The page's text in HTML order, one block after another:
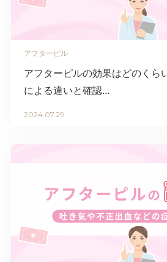
アフターピル
アフターピルの効果はどのくら
による違いと確認...
2024.07.29